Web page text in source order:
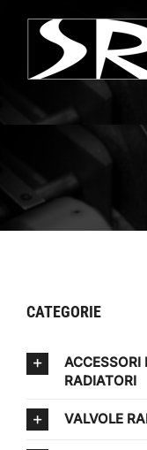
contenuto
CATEGORIE
ACCESSORI
RADIATORI
VALVOLE